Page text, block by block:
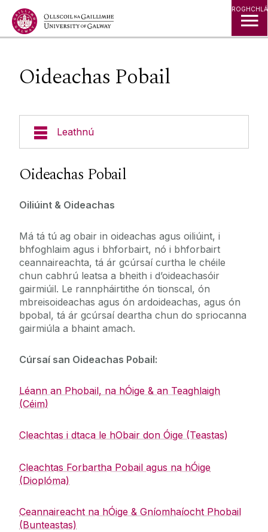
Léim go Ábhar
Oideachas Pobail
Leathnú
Cúrsaí de réir Ábhair
Aimsigh Cúrsa
Gnó & Bainistíocht
Eolaíocht & Teicneolaíocht
Teicneolaíocht Faisnéise
Oiliúint & Oideachas
Oideachas Pobail
Cúrsaí ar Líne
Imeachtaí
Eolas Fúinn
Conairí Dul Chun Cinn (Breisoideachas)
Mic Léinn Nua
Oideachas Pobail
Oiliúint & Oideachas
Má tá tú ag obair in oideachas agus oiliúint, i
bhfoghlaim agus i bhforbairt, nó i bhforbairt
ceannaireachta, tá ár gcúrsaí curtha le chéile
chun cabhrú leatsa a bheith i d’oideachasóir
gairmiúil. Le rannpháirtithe ón tionscal, ón
mbreisoideachas agus ón ardoideachas, agus ón
bpobal, tá ár gcúrsaí deartha chun do spriocanna
gairmiúla a bhaint amach.
Cúrsaí san Oideachas Pobail:
Léann an Phobail, na hÓige & an Teaghlaigh
(Céim)
Cleachtas i dtaca le hObair don Óige (Teastas)
Cleachtas Forbartha Pobail agus na hÓige
(Dioplóma)
Ceannaireacht na hÓige & Gníomhaíocht Phobail
(Bunteastas)